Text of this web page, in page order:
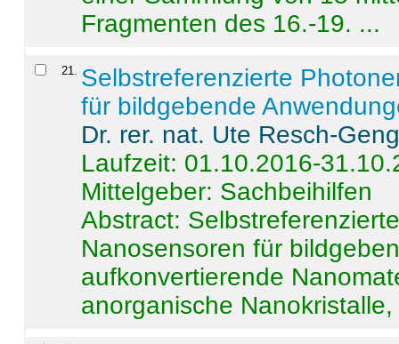
Fragmenten des 16.-19. ...
21
Selbstreferenzierte
für bildgebende
Dr. rer. nat. Ute Resch-
Laufzeit: 01.10.2016-
Mittelgeber: Sachbeihilfen
Abstract:
Nanosensoren für
aufkonvertierende
anorganische